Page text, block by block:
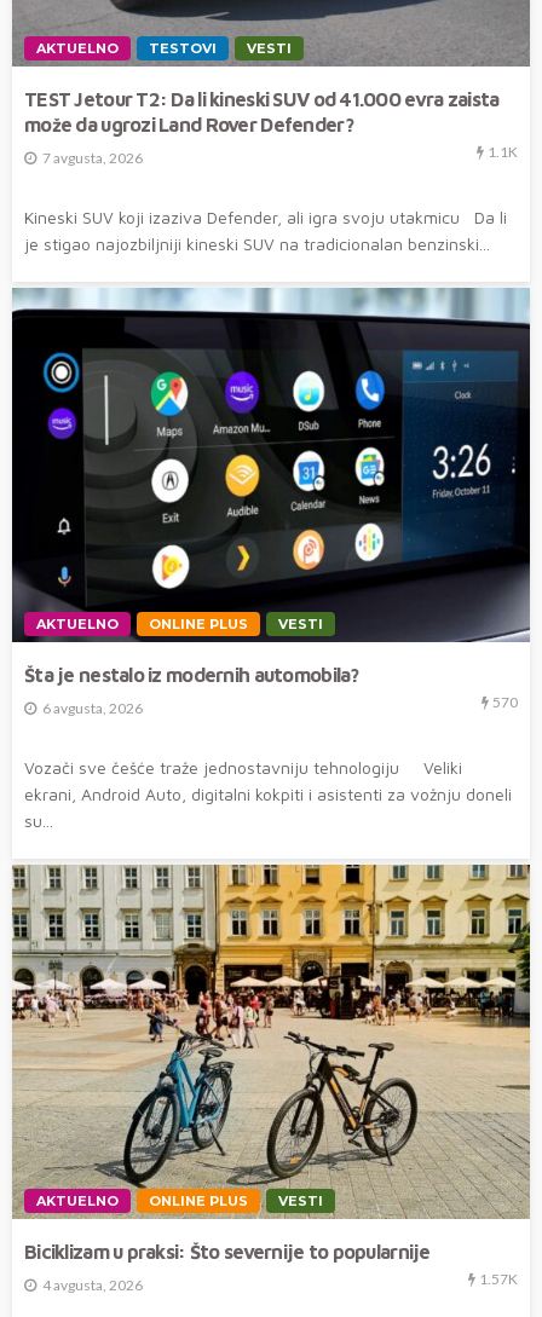
AKTUELNO TESTOVI VESTI
TEST Jetour T2: Da li kineski SUV od 41.000 evra zaista
može da ugrozi Land Rover Defender?
7 avgusta, 2026 1.1K
Kineski SUV koji izaziva Defender, ali igra svoju utakmicu Da li
je stigao najozbiljniji kineski SUV na tradicionalan benzinski...
AKTUELNO ONLINE PLUS VESTI
Šta je nestalo iz modernih automobila?
6 avgusta, 2026 570
Vozači sve češće traže jednostavniju tehnologiju Veliki
ekrani, Android Auto, digitalni kokpiti i asistenti za vožnju doneli
su...
AKTUELNO ONLINE PLUS VESTI
Biciklizam u praksi: Što severnije to popularnije
4 avgusta, 2026 1.57K